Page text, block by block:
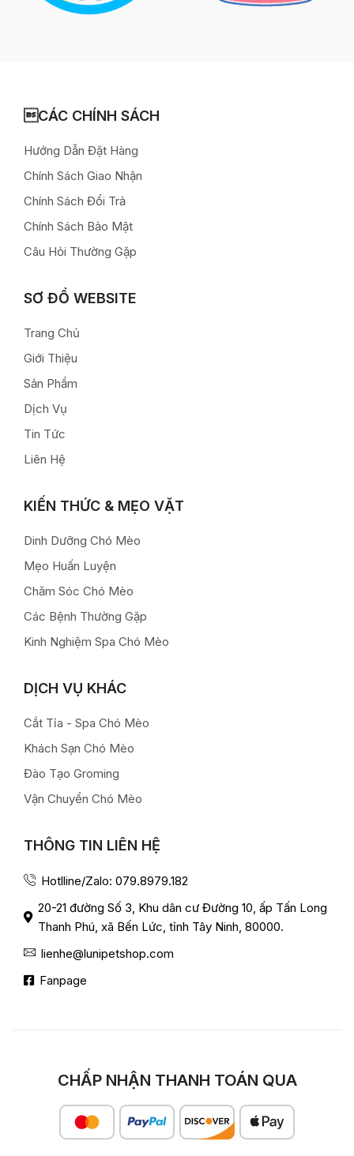
CÁC CHÍNH SÁCH
Hướng Dẫn Đặt Hàng
Chính Sách Giao Nhận
Chính Sách Đổi Trả
Chính Sách Bảo Mật
Câu Hỏi Thường Gặp
SƠ ĐỒ WEBSITE
Trang Chủ
Giới Thiệu
Sản Phẩm
Dịch Vụ
Tin Tức
Liên Hệ
KIẾN THỨC & MẸO VẶT
Dinh Dưỡng Chó Mèo
Mẹo Huấn Luyện
Chăm Sóc Chó Mèo
Các Bệnh Thường Gặp
Kinh Nghiệm Spa Chó Mèo
DỊCH VỤ KHÁC
Cắt Tỉa - Spa Chó Mèo
Khách Sạn Chó Mèo
Đào Tạo Groming
Vận Chuyển Chó Mèo
THÔNG TIN LIÊN HỆ
Hotlline/Zalo: 079.8979.182
20-21 đường Số 3, Khu dân cư Đường 10, ấp Tấn Long
Thanh Phú, xã Bến Lức, tỉnh Tây Ninh, 80000.
lienhe@lunipetshop.com
Fanpage
CHẤP NHẬN THANH TOÁN QUA